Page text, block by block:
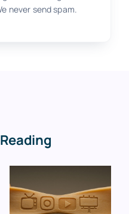
never send spam.